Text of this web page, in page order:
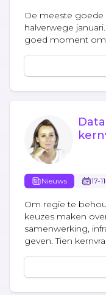
De meeste
halverwege
goed moment om
Nieuws 17-
Om regie te
keuzes maken
samenwerking,
geven. Tien